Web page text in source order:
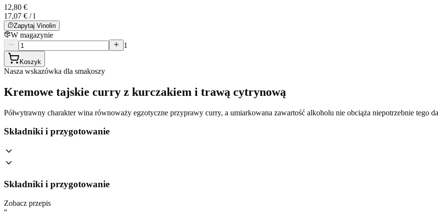
12,80 €
17,07 € / l
Zapytaj Vinolin
W magazynie
1
Koszyk
Nasza wskazówka dla smakoszy
Kremowe tajskie curry z kurczakiem i trawą cytrynową
Półwytrawny charakter wina równoważy egzotyczne przyprawy curry, a umiarkowana zawartość alkoholu nie obciąża niepotrzebnie tego
Składniki i przygotowanie
Składniki i przygotowanie
Zobacz przepis
“